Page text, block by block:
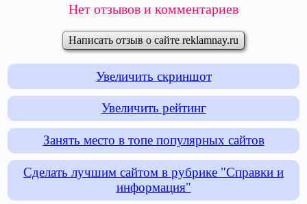
Нет отзывов и комментариев
Написать отзыв о сайте reklamnay.ru
Увеличить скриншот
Увеличить рейтинг
Занять место в топе популярных сайтов
Сделать лучшим сайтом в рубрике "Справки и
информация"